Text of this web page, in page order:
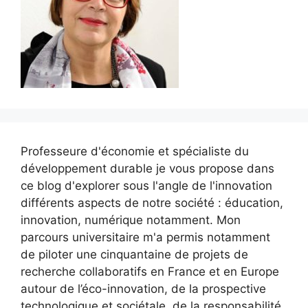
Professeure d'économie et spécialiste du
développement durable je vous propose dans
ce blog d'explorer sous l'angle de l'innovation
différents aspects de notre société : éducation,
innovation, numérique notamment. Mon
parcours universitaire m'a permis notamment
de piloter une cinquantaine de projets de
recherche collaboratifs en France et en Europe
autour de l’éco-innovation, de la prospective